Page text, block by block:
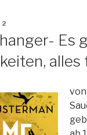
Es
alles